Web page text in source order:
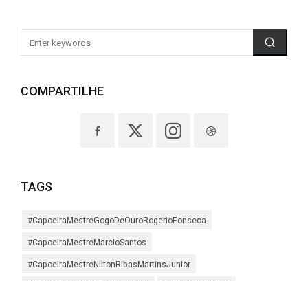
COMPARTILHE
TAGS
#CapoeiraMestreGogoDeOuroRogerioFonseca
#CapoeiraMestreMarcioSantos
#CapoeiraMestreNiltonRibasMartinsJunior